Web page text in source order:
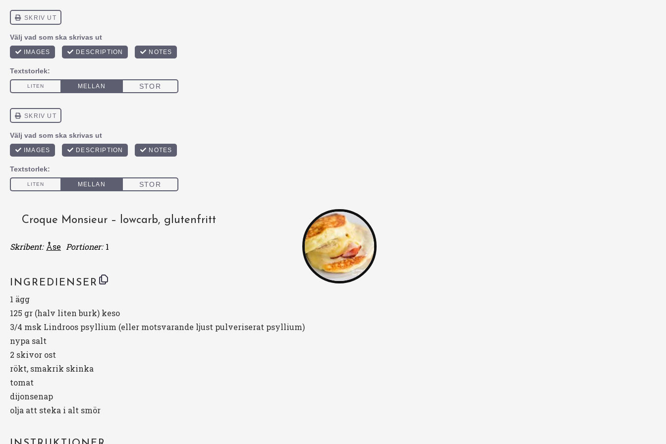
Croque Monsieur – lowcarb, glutenfritt
Skribent: Åse Portioner: 1
INGREDIENSER
1 ägg
125 gr (halv liten burk) keso
3/4 msk Lindroos psyllium (eller motsvarande ljust pulveriserat psyllium)
nypa salt
2 skivor ost
rökt, smakrik skinka
tomat
dijonsenap
olja att steka i alt smör